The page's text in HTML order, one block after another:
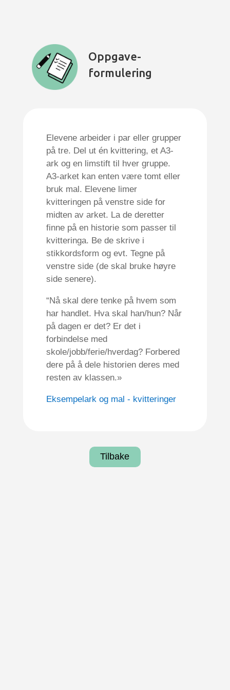
Oppgave-
formulering
Elevene arbeider i par eller grupper
på tre. Del ut én kvittering, et A3-
ark og en limstift til hver gruppe.
A3-arket kan enten være tomt eller
bruk mal. Elevene limer
kvitteringen på venstre side for
midten av arket. La de deretter
finne på en historie som passer til
kvitteringa. Be de skrive i
stikkordsform og evt. Tegne på
venstre side (de skal bruke høyre
side senere).
“Nå skal dere tenke på hvem som
har handlet. Hva skal han/hun? Når
på dagen er det? Er det i
forbindelse med
skole/jobb/ferie/hverdag? Forbered
dere på å dele historien deres med
resten av klassen.»
Eksempelark og mal - kvitteringer
Tilbake